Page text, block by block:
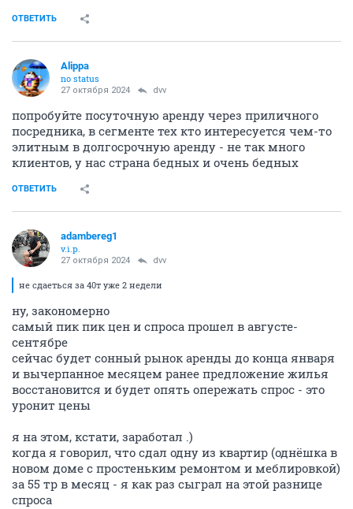
ОТВЕТИТЬ
Alippa
no status
27 октября 2024 dvv
попробуйте посуточную аренду через приличного
посредника, в сегменте тех кто интересуется чем-то
элитным в долгосрочную аренду - не так много
клиентов, у нас страна бедных и очень бедных
ОТВЕТИТЬ
adambereg1
v.i.p.
27 октября 2024 dvv
не сдаеться за 40т уже 2 недели
ну, закономерно
самый пик пик цен и спроса прошел в августе-
сентябре
сейчас будет сонный рынок аренды до конца января
и вычерпанное месяцем ранее предложение жилья
восстановится и будет опять опережать спрос - это
уронит цены
я на этом, кстати, заработал .)
когда я говорил, что сдал одну из квартир (однёшка в
новом доме с простеньким ремонтом и меблировкой)
за 55 тр в месяц - я как раз сыграл на этой разнице
спроса